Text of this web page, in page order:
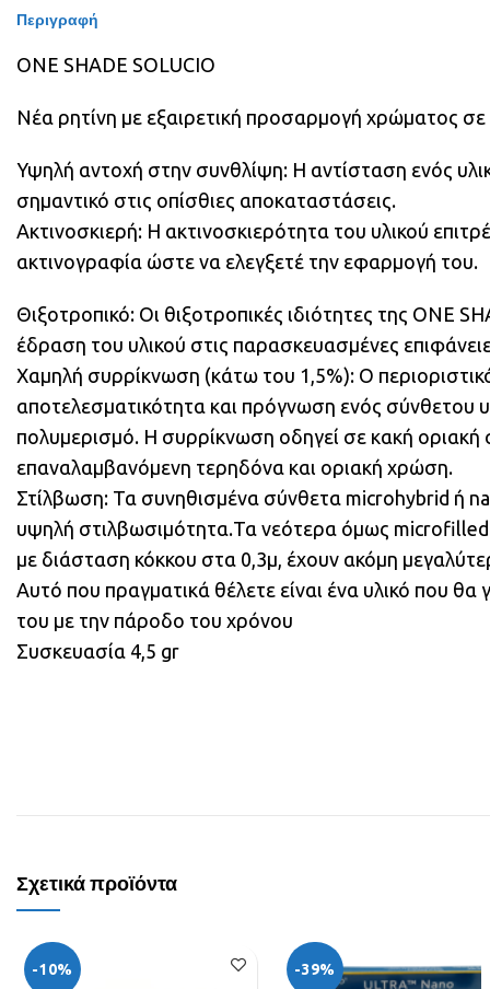
Περιγραφή
ONE SHADE SOLUCIO
Nέα ρητίνη με εξαιρετική προσαρμογή χρώματος
Υψηλή αντοχή στην συνθλίψη: Η αντίσταση ενός
σημαντικό στις οπίσθιες αποκαταστάσεις.
Ακτινοσκιερή: Η ακτινοσκιερότητα του υλικού
ακτινογραφία ώστε να ελεγξετέ την εφαρμογή του.
Θιξοτροπικό: Οι θιξοτροπικές ιδιότητες της ΟΝΕ
έδραση του υλικού στις παρασκευασμένες
Χαμηλή συρρίκνωση (κάτω του 1,5%): Ο
αποτελεσματικότητα και πρόγνωση ενός σύνθετου
πολυμερισμό. Η συρρίκνωση οδηγεί σε κακή
επαναλαμβανόμενη τερηδόνα και οριακή χρώση.
Στίλβωση: Τα συνηθισμένα σύνθετα microhybrid ή
υψηλή στιλβωσιμότητα.Τα νεότερα όμως
με διάσταση κόκκου στα 0,3μ, έχουν ακόμη
Αυτό που πραγματικά θέλετε είναι ένα υλικό που θα
του με την πάροδο του χρόνου
Συσκευασία 4,5 gr
Σχετικά προϊόντα
-10% -39%